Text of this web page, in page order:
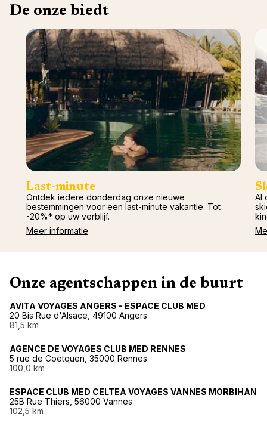
De onze biedt
Last-minute
Ontdek iedere donderdag onze nieuwe
bestemmingen voor een last-minute vakantie. Tot
-20%* op uw verblijf.
Meer informatie
Al
Onze agentschappen in de buurt
AVITA VOYAGES ANGERS - ESPACE CLUB MED
20 Bis Rue d'Alsace, 49100 Angers
81,5 km
AGENCE DE VOYAGES CLUB MED RENNES
5 rue de Coëtquen, 35000 Rennes
100,0 km
ESPACE CLUB MED CELTEA VOYAGES VANNES MORBIHAN
25B Rue Thiers, 56000 Vannes
102,5 km